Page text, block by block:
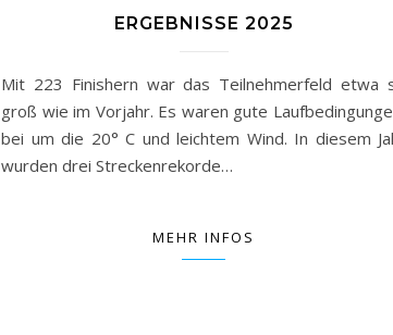
ERGEBNISSE 2025
Mit 223 Finishern war das Teilnehmerfeld etwa
groß wie im Vorjahr. Es waren gute
bei um die 20° C und leichtem Wind. In diesem
wurden drei Streckenrekorde…
MEHR INFOS